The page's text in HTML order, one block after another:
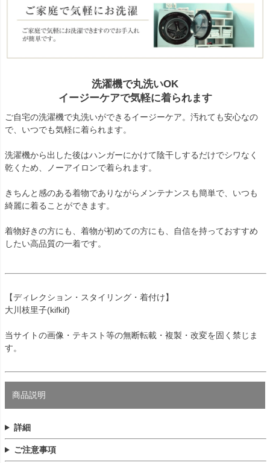
洗濯機で丸洗いOK
イージーケアで気軽に着られます
ご自宅の洗濯機で丸洗いができるイージーケア。汚れても安心なの
で、いつでも気軽に着られます。
洗濯機から出した後はハンガーにかけて陰干しするだけでシワなく
乾くため、ノーアイロンで着られます。
きちんと感のある着物でありながらメンテナンスも簡単で、いつも
綺麗に着ることができます。
着物好きの方にも、着物が初めての方にも、自信を持っておすすめ
したい高品質の一着です。
【ディレクション・スタイリング・着付け】
大川枝里子(kifkif)
当サイトの画像・テキスト等の無断転載・複製・改変を固く禁じま
す。
商品説明
詳細
ご注意事項